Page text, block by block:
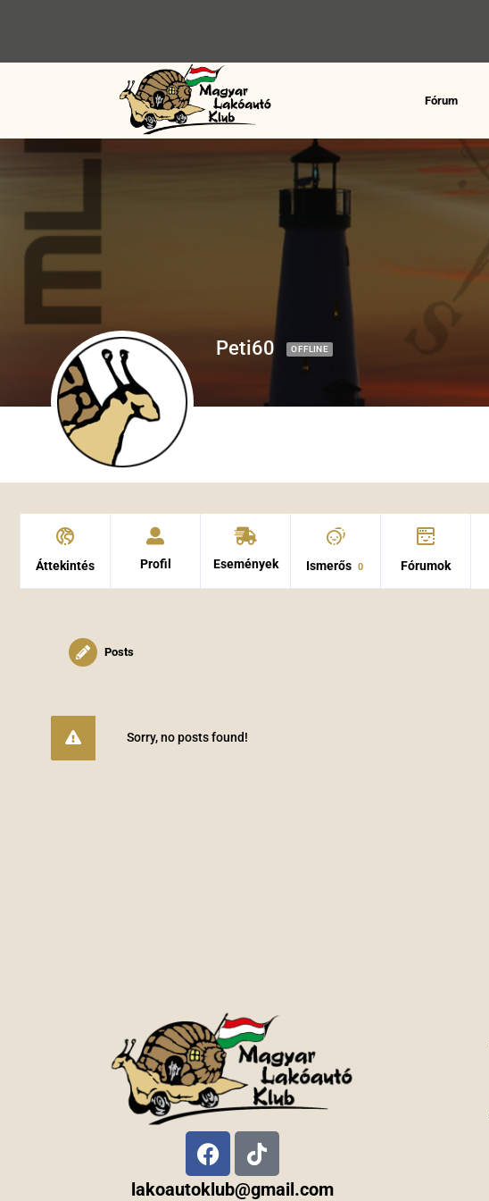
Fórum
Peti60 OFFLINE
Áttekintés Profil Események Ismerős 0 Fórumok
Posts
Sorry, no posts found!
lakoautoklub@gmail.com